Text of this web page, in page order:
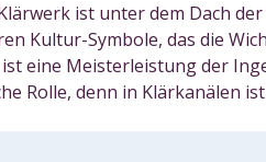
ist unter dem Dach
Kultur-Symbole, das die
eine Meisterleistung der
Rolle, denn in Klärkanälen